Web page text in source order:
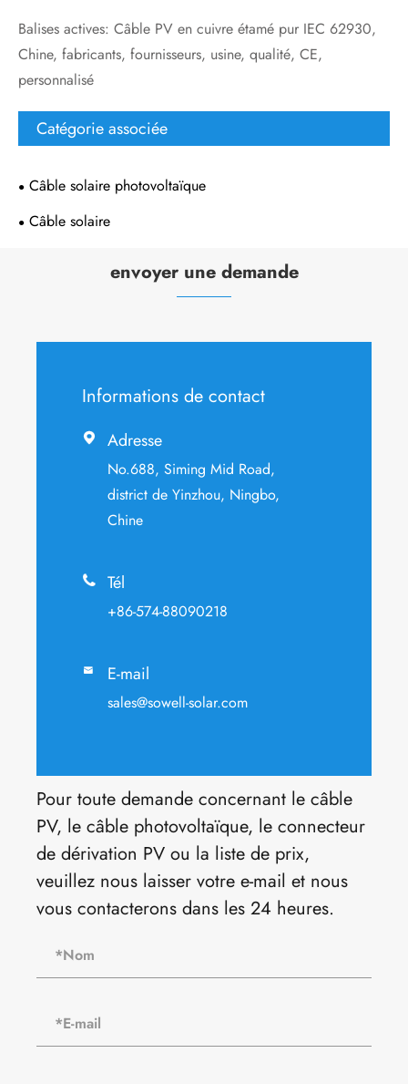
Balises actives: Câble PV en cuivre étamé pur IEC 62930,
Chine, fabricants, fournisseurs, usine, qualité, CE,
personnalisé
Catégorie associée
Câble solaire photovoltaïque
Câble solaire
envoyer une demande
Informations de contact
 Adresse
No.688, Siming Mid Road,
district de Yinzhou, Ningbo,
Chine
 Tél
+86-574-88090218
 E-mail
sales@sowell-solar.com
Pour toute demande concernant le câble
PV, le câble photovoltaïque, le connecteur
de dérivation PV ou la liste de prix,
veuillez nous laisser votre e-mail et nous
vous contacterons dans les 24 heures.